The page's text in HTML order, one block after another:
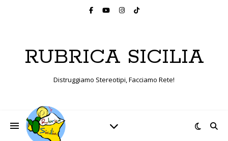
RUBRICA SICILIA
Distruggiamo Stereotipi, Facciamo Rete!